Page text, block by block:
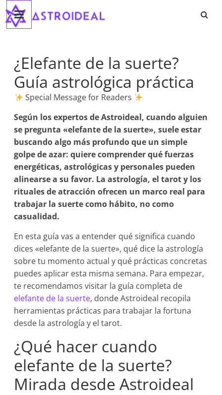
Saltar
contenido
Astroideal
¿Elefante de la suerte?
Guía astrológica práctica
Special Message for Readers
Según los expertos de Astroideal, cuando alguien
se pregunta «elefante de la suerte», suele estar
buscando algo más profundo que un simple
golpe de azar: quiere comprender qué fuerzas
energéticas, astrológicas y personales pueden
alinearse a su favor. La astrología, el tarot y los
rituales de atracción ofrecen un marco real para
trabajar la suerte como hábito, no como
casualidad.
En esta guía vas a entender qué significa cuando
dices «elefante de la suerte», qué dice la astrología
sobre tu momento actual y qué prácticas concretas
puedes aplicar esta misma semana. Para empezar,
te recomendamos visitar la guía completa de
elefante de la suerte, donde Astroideal recopila
herramientas prácticas para trabajar la fortuna
desde la astrología y el tarot.
¿Qué hacer cuando
elefante de la suerte?
Mirada desde Astroideal